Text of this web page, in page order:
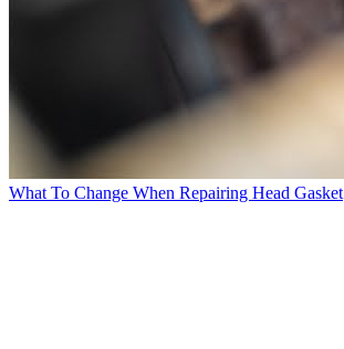
What To Change When Repairing Head Gasket